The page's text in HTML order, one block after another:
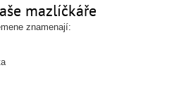
mazlíčkáře
znamenají: